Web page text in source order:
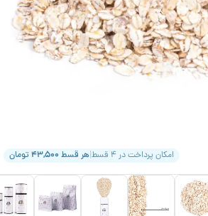
امکان پرداخت در ۴ قسط |هر قسط ۴۳,۵۰۰ تومان